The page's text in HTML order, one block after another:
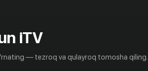
iTV
— tezroq va qulayroq tomosha qiling.